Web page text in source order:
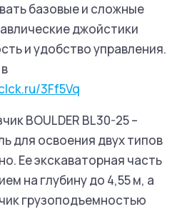
базовые и сложные
джойстики
и удобство управления.
3Ff5Vq
BOULDER BL30-25 –
для освоения двух типов
Ее экскаваторная часть
на глубину до 4,55 м, а
грузоподъемностью